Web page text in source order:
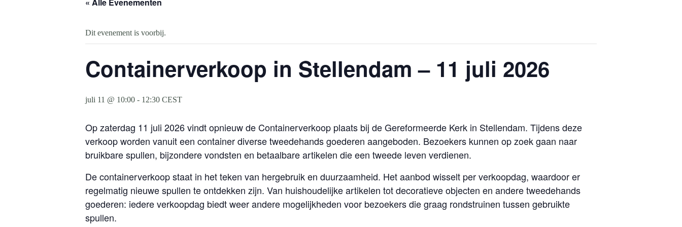
Dit evenement is voorbij.
Containerverkoop in Stellendam – 11 juli 2026
juli 11 @ 10:00 - 12:30 CEST
Op zaterdag 11 juli 2026 vindt opnieuw de Containerverkoop plaats bij de Gereformeerde Kerk in Stellendam. Tijdens deze
verkoop worden vanuit een container diverse tweedehands goederen aangeboden. Bezoekers kunnen op zoek gaan naar
bruikbare spullen, bijzondere vondsten en betaalbare artikelen die een tweede leven verdienen.
De containerverkoop staat in het teken van hergebruik en duurzaamheid. Het aanbod wisselt per verkoopdag, waardoor er
regelmatig nieuwe spullen te ontdekken zijn. Van huishoudelijke artikelen tot decoratieve objecten en andere tweedehands
goederen: iedere verkoopdag biedt weer andere mogelijkheden voor bezoekers die graag rondstruinen tussen gebruikte
spullen.